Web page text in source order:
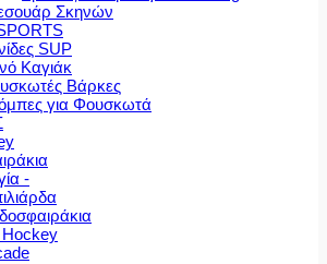
Σκηνών
SUP
Καγιάκ
Βάρκες
για Φουσκωτά
-